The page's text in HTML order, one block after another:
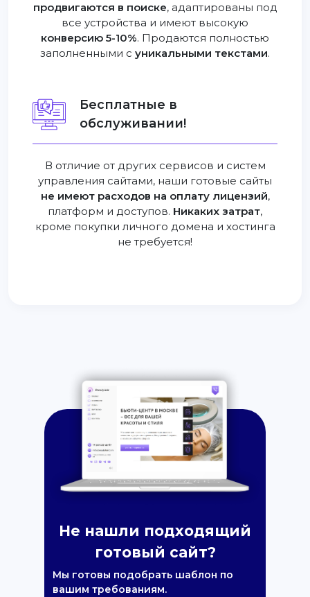
продвигаются в поиске, адаптированы под
все устройства и имеют высокую
конверсию 5-10%. Продаются полностью
заполненными с уникальными текстами.
Бесплатные в
обслуживании!
В отличие от других сервисов и систем
управления сайтами, наши готовые сайты
не имеют расходов на оплату лицензий,
платформ и доступов. Никаких затрат,
кроме покупки личного домена и хостинга
не требуется!
Не нашли подходящий
готовый сайт?
Мы готовы подобрать шаблон по
вашим требованиям.